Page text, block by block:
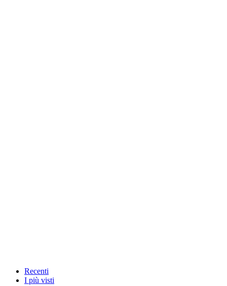
Recenti
I più visti